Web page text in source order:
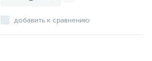
добавить к сравнению